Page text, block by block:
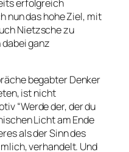
erfolgreich
nun das hohe Ziel, mit
Nietzsche zu
ganz
begabter Denker
ist nicht
“Werde der, der du
Licht am Ende
als der Sinn des
verhandelt. Und